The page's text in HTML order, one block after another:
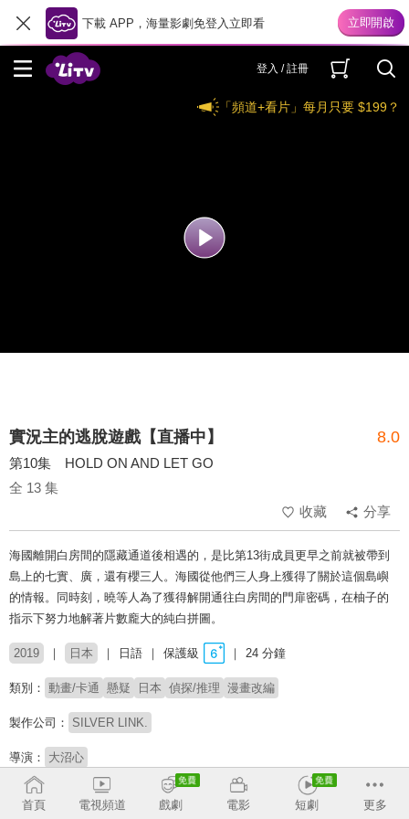
下載 APP，海量影劇免登入立即看
登入 / 註冊
「頻道+看片」每月只要 $199？
實況主的逃脫遊戲【直播中】 8.0
第10集 HOLD ON AND LET GO
全 13 集
收藏
分享
海國離開白房間的隱藏通道後相遇的，是比第13街成員更早之前就被帶到
島上的七實、廣，還有櫻三人。海國從他們三人身上獲得了關於這個島嶼
的情報。同時刻，曉等人為了獲得解開通往白房間的門扉密碼，在柚子的
指示下努力地解著片數龐大的純白拼圖。
2019 日本 日語 保護級 24 分鐘
類別： 動畫/卡通 懸疑 日本 偵探/推理 漫畫改編
製作公司： SILVER LINK.
導演： 大沼心
配音： 山下大輝 鬼頭明里 佐藤拓也 畠中祐 內山昂輝 石見舞菜香
寺島拓篤 名塚佳織 津田健次郎
首頁 電視頻道 戲劇 電影 短劇 更多